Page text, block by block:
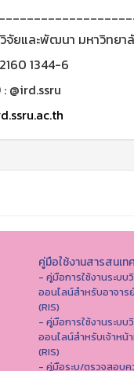
จัยและพัฒนา มหาวิทยา
1344-6
: @ird.ssru
คู่มือใช้งานสารสนเท
- คู่มือการใช้งานระบบ
ออนไลน์สำหรับอาจาร
(RIS)
- คู่มือการใช้งานระบบ
ออนไลน์สำหรับเจ้าหน้
(RIS)
- คู่มือระบุ/ตรวจสอบค